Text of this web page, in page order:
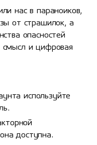
нас в параноиков,
от страшилок, а
опасностей
и цифровая
используйте
доступна.